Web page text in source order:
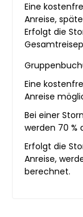
Eine
Anreise,
Erfolgt die
Eine
Anreise
Bei einer
werden 70 %
Erfolgt die
Anreise,
berechnet.